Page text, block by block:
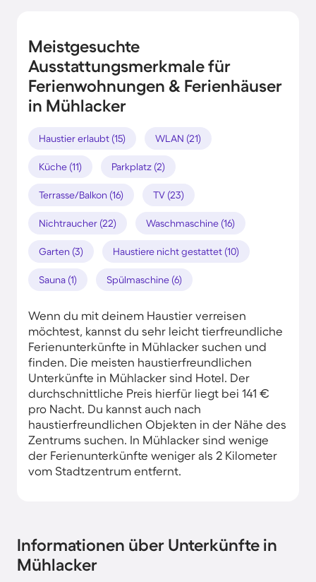
Meistgesuchte
Ausstattungsmerkmale für
Ferienwohnungen & Ferienhäuser
in Mühlacker
Haustier erlaubt (15) WLAN (21)
Küche (11) Parkplatz (2)
Terrasse/Balkon (16) TV (23)
Nichtraucher (22) Waschmaschine (16)
Garten (3) Haustiere nicht gestattet (10)
Sauna (1) Spülmaschine (6)
Wenn du mit deinem Haustier verreisen
möchtest, kannst du sehr leicht tierfreundliche
Ferienunterkünfte in Mühlacker suchen und
finden. Die meisten haustierfreundlichen
Unterkünfte in Mühlacker sind Hotel. Der
durchschnittliche Preis hierfür liegt bei 141 €
pro Nacht. Du kannst auch nach
haustierfreundlichen Objekten in der Nähe des
Zentrums suchen. In Mühlacker sind wenige
der Ferienunterkünfte weniger als 2 Kilometer
vom Stadtzentrum entfernt.
Informationen über Unterkünfte in
Mühlacker